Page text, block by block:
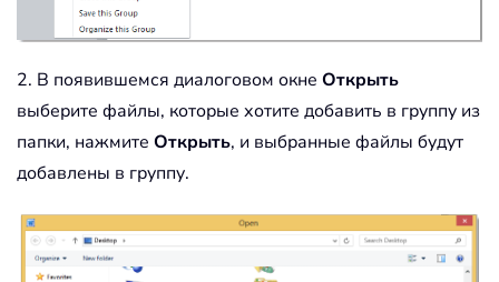
2. В появившемся диалоговом окне Открыть
выберите файлы, которые хотите добавить в группу из
папки, нажмите Открыть, и выбранные файлы будут
добавлены в группу.